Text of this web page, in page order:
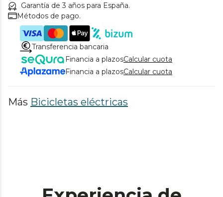
Garantía de 3 años para España.
Métodos de pago.
Transferencia bancaria
Financia a plazosCalcular cuota
Financia a plazosCalcular cuota
Más Bicicletas eléctricas